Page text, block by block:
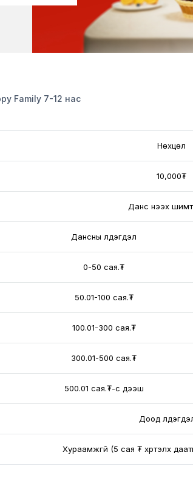
Happy Family 7-12 нас
Нөхцөл
10,000₮
Данс нээх
Дансны үлдэгдэл
0-50 сая.₮
50.01-100 сая.₮
100.01-300 сая.₮
300.01-500 сая.₮
500.01 сая.₮-с дээш
Доод
Хураамжгүй (5 сая ₮ хүртэлх